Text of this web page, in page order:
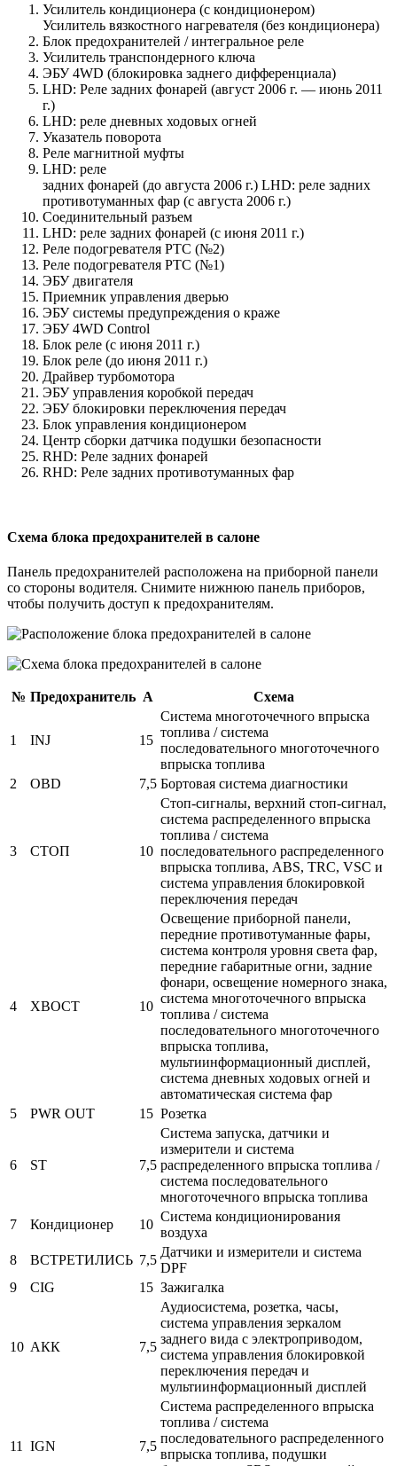
Усилитель кондиционера (с кондиционером)
Усилитель вязкостного нагревателя (без кондиционера)
Блок предохранителей / интегральное реле
Усилитель транспондерного ключа
ЭБУ 4WD (блокировка заднего дифференциала)
LHD: Реле задних фонарей (август 2006 г. — июнь 2011
г.)
LHD: реле дневных ходовых огней
Указатель поворота
Реле магнитной муфты
LHD: реле
задних фонарей (до августа 2006 г.) LHD: реле задних
противотуманных фар (с августа 2006 г.)
Соединительный разъем
LHD: реле задних фонарей (с июня 2011 г.)
Реле подогревателя PTC (№2)
Реле подогревателя PTC (№1)
ЭБУ двигателя
Приемник управления дверью
ЭБУ системы предупреждения о краже
ЭБУ 4WD Control
Блок реле (с июня 2011 г.)
Блок реле (до июня 2011 г.)
Драйвер турбомотора
ЭБУ управления коробкой передач
ЭБУ блокировки переключения передач
Блок управления кондиционером
Центр сборки датчика подушки безопасности
RHD: Реле задних фонарей
RHD: Реле задних противотуманных фар
Схема блока предохранителей в салоне
Панель предохранителей расположена на приборной панели
со стороны водителя. Снимите нижнюю панель приборов,
чтобы получить доступ к предохранителям.
№ Предохранитель А Схема
1 INJ 15
Система многоточечного впрыска
топлива / система
последовательного многоточечного
впрыска топлива
2
OBD 7,5 Бортовая система диагностики
3 СТОП 10
Стоп-сигналы, верхний стоп-сигнал,
система распределенного впрыска
топлива / система
последовательного распределенного
впрыска топлива, ABS, TRC, VSC и
система управления блокировкой
переключения передач
4 ХВОСТ 10
Освещение приборной панели,
передние противотуманные фары,
система контроля уровня света фар,
передние габаритные огни, задние
фонари, освещение номерного знака,
система многоточечного впрыска
топлива / система
последовательного многоточечного
впрыска топлива,
мультиинформационный дисплей,
система дневных ходовых огней и
автоматическая система фар
5
PWR OUT 15 Розетка
6 ST 7,5
Система запуска, датчики и
измерители и система
распределенного впрыска топлива /
система последовательного
многоточечного впрыска топлива
7
Кондиционер 10
Система кондиционирования
воздуха
8
ВСТРЕТИЛИСЬ 7,5
Датчики и измерители и система
DPF
9
CIG 15 Зажигалка
10 АКК 7,5
Аудиосистема, розетка, часы,
система управления зеркалом
заднего вида с электроприводом,
система управления блокировкой
переключения передач и
мультиинформационный дисплей
11 IGN 7,5
Система распределенного впрыска
топлива / система
последовательного распределенного
впрыска топлива, подушки